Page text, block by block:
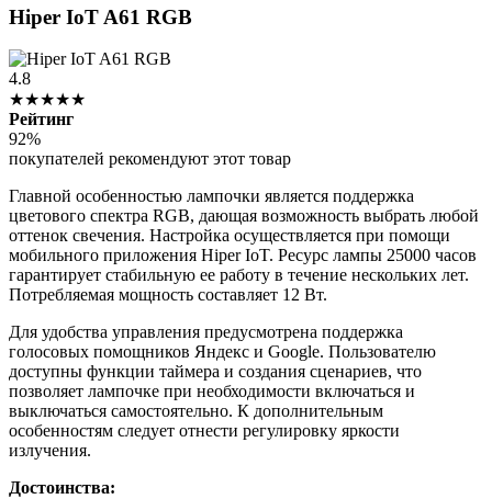
Hiper IoT A61 RGB
4.8
★★★★★
Рейтинг
92%
покупателей рекомендуют этот товар
Главной особенностью лампочки является поддержка
цветового спектра RGB, дающая возможность выбрать любой
оттенок свечения. Настройка осуществляется при помощи
мобильного приложения Hiper IoT. Ресурс лампы 25000 часов
гарантирует стабильную ее работу в течение нескольких лет.
Потребляемая мощность составляет 12 Вт.
Для удобства управления предусмотрена поддержка
голосовых помощников Яндекс и Google. Пользователю
доступны функции таймера и создания сценариев, что
позволяет лампочке при необходимости включаться и
выключаться самостоятельно. К дополнительным
особенностям следует отнести регулировку яркости
излучения.
Достоинства: